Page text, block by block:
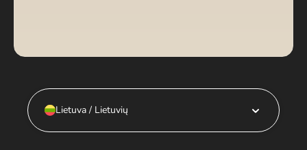
Lietuva / Lietuvių